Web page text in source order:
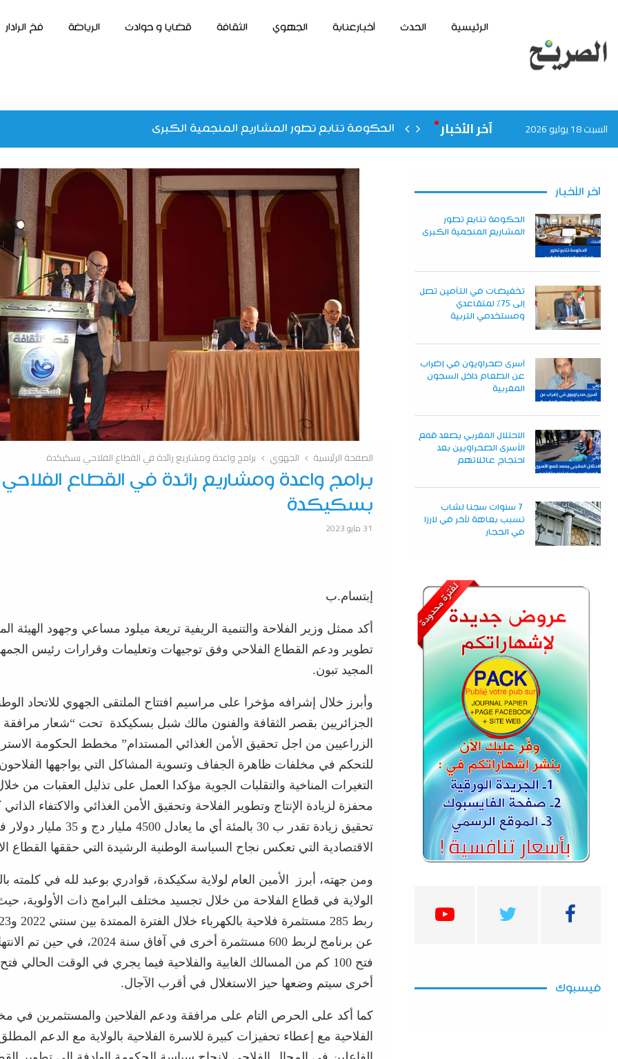
الرئيسية الحدث أخبارعنابة الجهوي الثقافة قضايا و حوادث الرياضة فخ الرادار
السبت 18 يوليو 2026 آخر الأخبار الحكومة تتابع تطور المشاريع المنجمية الكبرى
الصفحة الرئيسية الجهوي برامج واعدة ومشاريع رائدة في القطاع الفلاحي بسكيكدة
برامج واعدة ومشاريع رائدة في القطاع الفلاحي
بسكيكدة
31 مايو 2023
إبتسام.ب
أكد ممثل وزير الفلاحة والتنمية الريفية تريعة ميلود مساعي وجهود الهيئة
تطوير ودعم القطاع الفلاحي وفق توجيهات وتعليمات وقرارات رئيس
المجيد تبون.
وأبرز خلال إشرافه مؤخرا على مراسيم افتتاح الملتقى الجهوي للاتحاد
الجزائريين بقصر الثقافة والفنون مالك شبل بسكيكدة تحت “شعار مرافقة
الزراعيين من اجل تحقيق الأمن الغذائي المستدام” مخطط الحكومة
للتحكم في مخلفات ظاهرة الجفاف وتسوية المشاكل التي يواجهها
التغيرات المناخية والتقلبات الجوية مؤكدا العمل على تذليل العقبات من
محفزة لزيادة الإنتاج وتطوير الفلاحة وتحقيق الأمن الغذائي والاكتفاء
تحقيق زيادة تقدر ب 30 بالمئة أي ما يعادل
الاقتصادية التي تعكس نجاح السياسة الوطنية الرشيدة التي حققها القطاع
ومن جهته، أبرز الأمين العام لولاية سكيكدة، قوادري بوعبد لله في كلمته
الولاية في قطاع الفلاحة من خلال تجسيد مختلف البرامج ذات
عن برنامج لربط 600 مستثمرة أخرى في آفاق سنة
أخرى سيتم وضعها حيز الاستغلال في أقرب الآجال.
كما أكد على الحرص التام على مرافقة ودعم الفلاحين والمستثمرين في
الفلاحية مع إعطاء تحفيزات كبيرة للاسرة الفلاحية بالولاية مع الدعم
آخر الأخبار
الحكومة تتابع تطور
المشاريع المنجمية الكبرى
تخفيضات في التأمين تصل
إلى 75% لمتقاعدي
ومستخدمي التربية
أسرى صحراويون في إضراب
عن الطعام داخل السجون
المغربية
الاحتلال المغربي يصعد قمع
الأسرى الصحراويين بعد
احتجاج عائلاتهم
7 سنوات سجنا لشاب
تسبب بعاهة لآخر في لارزا
في الحجار
فيسبوك